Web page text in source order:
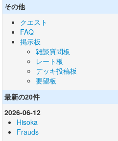
その他
クエスト
FAQ
掲示板
雑談質問板
レート板
デッキ投稿板
要望板
最新の20件
2026-06-12
Hisoka
Frauds